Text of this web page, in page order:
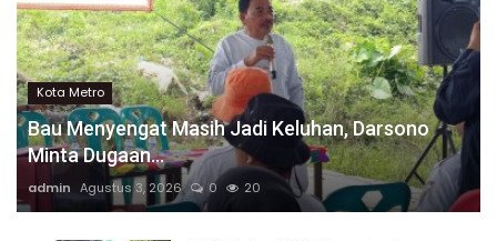
Kota Metro
Bau Menyengat Masih Jadi Keluhan, Darsono
Minta Dugaan...
admin Agustus 3, 2026 0 20